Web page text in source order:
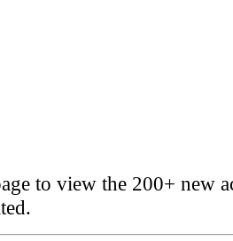
to view the 200+ new